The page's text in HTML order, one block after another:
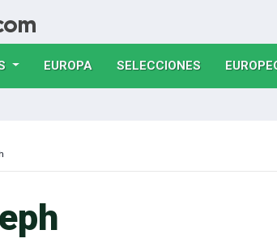
EUROPA(CURRENT)
SELECCIONES(CURRENT)